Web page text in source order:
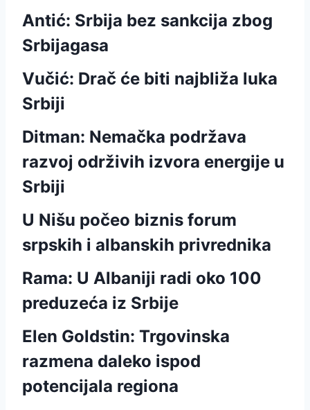
Antić: Srbija bez sankcija zbog
Srbijagasa
Vučić: Drač će biti najbliža luka
Srbiji
Ditman: Nemačka podržava
razvoj održivih izvora energije u
Srbiji
U Nišu počeo biznis forum
srpskih i albanskih privrednika
Rama: U Albaniji radi oko 100
preduzeća iz Srbije
Elen Goldstin: Trgovinska
razmena daleko ispod
potencijala regiona